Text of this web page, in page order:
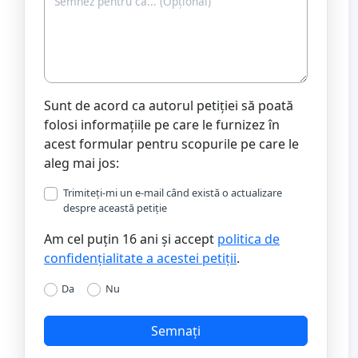
Sunt de acord ca autorul petiției să poată
folosi informațiile pe care le furnizez în
acest formular pentru scopurile pe care le
aleg mai jos:
Trimiteți-mi un e-mail când există o actualizare
despre această petiție
Am cel puțin 16 ani și accept politica de
confidențialitate a acestei petiții.
Da Nu
Semnați